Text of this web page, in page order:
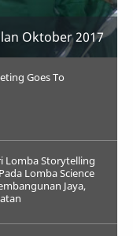
Oktober 2017
Goes To
Lomba Storytelling
Lomba Science
Jaya,